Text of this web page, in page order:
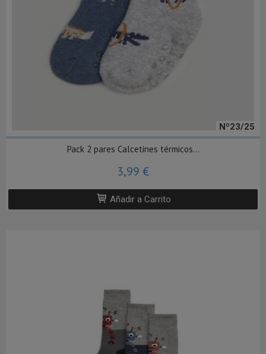
Nº23/25
Pack 2 pares Calcetines térmicos...
3,99 €
Añadir a Carrito